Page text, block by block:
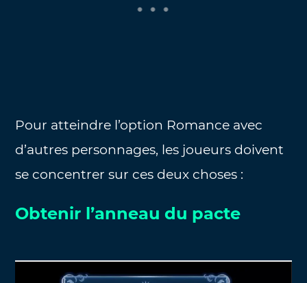
Pour atteindre l’option Romance avec
d’autres personnages, les joueurs doivent
se concentrer sur ces deux choses :
Obtenir l’anneau du pacte